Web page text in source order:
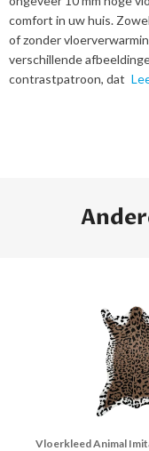
comfort in uw huis.
of zonder
verschillende
contrastpatroon, dat
Vloerkleed Animal